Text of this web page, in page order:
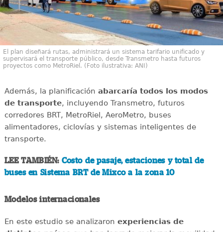
El plan diseñará rutas, administrará un sistema tarifario unificado y
supervisará el transporte público, desde Transmetro hasta futuros
proyectos como MetroRiel. (Foto ilustrativa: ANI)
Además, la planificación abarcaría todos los modos
de transporte, incluyendo Transmetro, futuros
corredores BRT, MetroRiel, AeroMetro, buses
alimentadores, ciclovías y sistemas inteligentes de
transporte.
LEE TAMBIÉN: Costo de pasaje, estaciones y total de
buses en Sistema BRT de Mixco a la zona 10
Modelos internacionales
En este estudio se analizaron experiencias de